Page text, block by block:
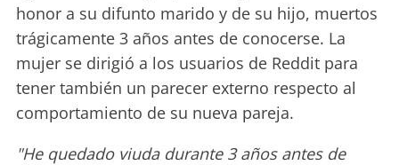
honor a su difunto marido y de su hijo, muertos
trágicamente 3 años antes de conocerse. La
mujer se dirigió a los usuarios de Reddit para
tener también un parecer externo respecto al
comportamiento de su nueva pareja.
"He quedado viuda durante 3 años antes de